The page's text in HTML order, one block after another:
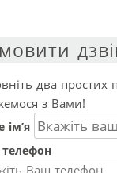
два простих
з Вами!
ім’я